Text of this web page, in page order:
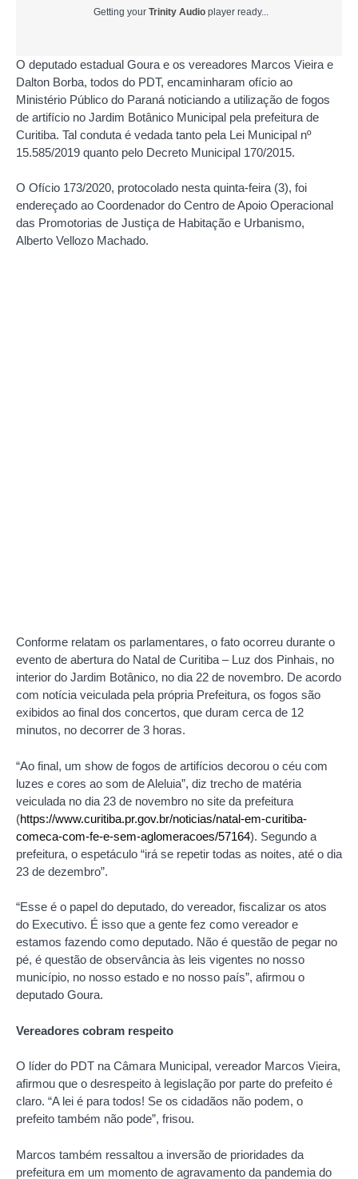
Getting your Trinity Audio player ready...
O deputado estadual Goura e os vereadores Marcos Vieira e
Dalton Borba, todos do PDT, encaminharam ofício ao
Ministério Público do Paraná noticiando a utilização de fogos
de artifício no Jardim Botânico Municipal pela prefeitura de
Curitiba. Tal conduta é vedada tanto pela Lei Municipal nº
15.585/2019 quanto pelo Decreto Municipal 170/2015.
O Ofício 173/2020, protocolado nesta quinta-feira (3), foi
endereçado ao Coordenador do Centro de Apoio Operacional
das Promotorias de Justiça de Habitação e Urbanismo,
Alberto Vellozo Machado.
Conforme relatam os parlamentares, o fato ocorreu durante o
evento de abertura do Natal de Curitiba – Luz dos Pinhais, no
interior do Jardim Botânico, no dia 22 de novembro. De acordo
com notícia veiculada pela própria Prefeitura, os fogos são
exibidos ao final dos concertos, que duram cerca de 12
minutos, no decorrer de 3 horas.
“Ao final, um show de fogos de artifícios decorou o céu com
luzes e cores ao som de Aleluia”, diz trecho de matéria
veiculada no dia 23 de novembro no site da prefeitura
(https://www.curitiba.pr.gov.br/noticias/natal-em-curitiba-
comeca-com-fe-e-sem-aglomeracoes/57164). Segundo a
prefeitura, o espetáculo “irá se repetir todas as noites, até o dia
23 de dezembro”.
“Esse é o papel do deputado, do vereador, fiscalizar os atos
do Executivo. É isso que a gente fez como vereador e
estamos fazendo como deputado. Não é questão de pegar no
pé, é questão de observância às leis vigentes no nosso
município, no nosso estado e no nosso país”, afirmou o
deputado Goura.
Vereadores cobram respeito
O líder do PDT na Câmara Municipal, vereador Marcos Vieira,
afirmou que o desrespeito à legislação por parte do prefeito é
claro. “A lei é para todos! Se os cidadãos não podem, o
prefeito também não pode”, frisou.
Marcos também ressaltou a inversão de prioridades da
prefeitura em um momento de agravamento da pandemia do